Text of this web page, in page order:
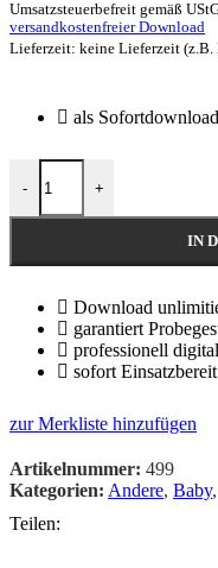
Umsatzsteuerbefreit gemäß
versandkostenfreier Download
Lieferzeit: keine Lieferzeit (z.B.
als
- +
IN
Download
garantiert
professionell
sofort
zur Merkliste hinzufügen
Artikelnummer: 499
Kategorien: Andere, Baby,
Teilen: